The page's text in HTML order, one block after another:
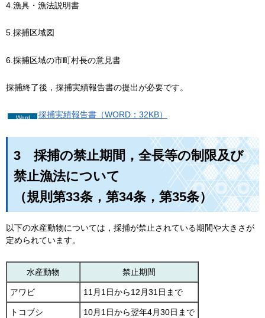
4.漁具・漁法説明書
5.採捕区域図
6.採捕区域の市町村長の意見書
採捕終了後，採捕実績報告書の提出が必要です。
採捕実績報告書（WORD：32KB）
3
採捕の禁止期間，全長等の制限及び
禁止漁法について
（規則第33条，第34条，第35条）
以下の水産動物については，採捕が禁止されている期間や大きさが
定められています。
水産動物 禁止期間
アワビ 11月1日から12月31日まで
トコブシ 10月1日から翌年4月30日まで